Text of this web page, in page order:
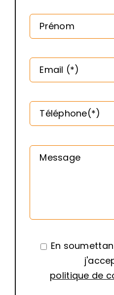
Prénom
Email (*)
Téléphone(*)
Message
En
politique de